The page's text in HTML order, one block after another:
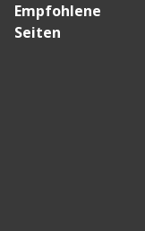
Empfohlene
Seiten